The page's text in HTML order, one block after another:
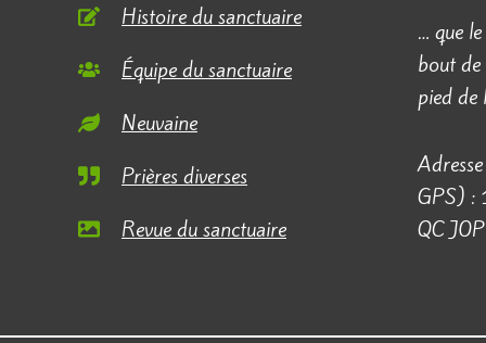
Histoire du sanctuaire
Équipe du sanctuaire
Neuvaine
Prières diverses
Revue du sanctuaire
… que
bout de
pied de
GPS) :
QC